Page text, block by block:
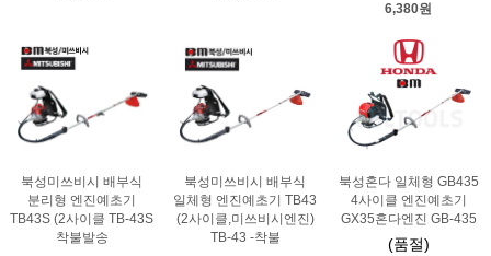
6,380원
북성미쓰비시 배부식
분리형 엔진예초기
TB43S (2사이클 TB-43S
착불발송
북성미쓰비시 배부식
일체형 엔진예초기 TB43
(2사이클,미쓰비시엔진)
TB-43 -착불
북성혼다 일체형 GB435
4사이클 엔진예초기
GX35혼다엔진 GB-435
(품절)